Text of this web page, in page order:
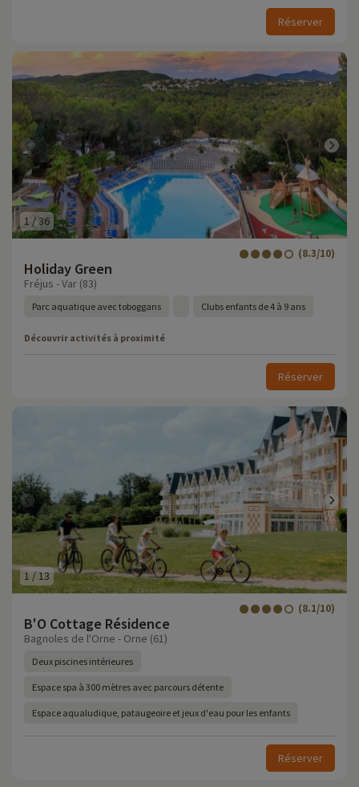
Réserver
1 /36
Holiday Green
(8.3/10)
Fréjus - Var (83)
Parc aquatique avec toboggans Clubs enfants de 4 à 9 ans
Découvrir activités à proximité
Réserver
1/13
B'O Cottage Résidence
(8.1/10)
Bagnoles de l'Orne - Orne (61)
Deux piscines intérieures
Espace spa à 300 mètres avec parcours détente
Espace aqualudique, pataugeoire et jeux d'eau pour les enfants
Réserver